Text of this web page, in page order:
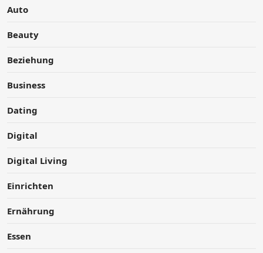
Auto
Beauty
Beziehung
Business
Dating
Digital
Digital Living
Einrichten
Ernährung
Essen